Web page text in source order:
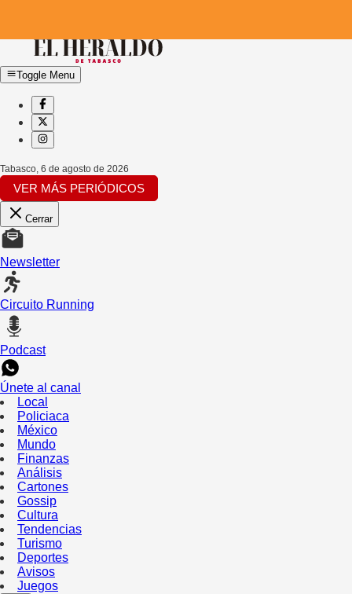
Toggle Menu
Tabasco, 6 de agosto de 2026
VER MÁS PERIÓDICOS
Cerrar
Newsletter
Circuito Running
Podcast
Únete al canal
Local
Policiaca
México
Mundo
Finanzas
Análisis
Cartones
Gossip
Cultura
Tendencias
Turismo
Deportes
Avisos
Juegos